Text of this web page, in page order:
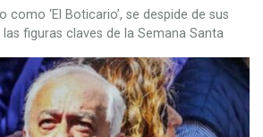
como ‘El Boticario’, se despide de sus
figuras claves de la Semana Santa